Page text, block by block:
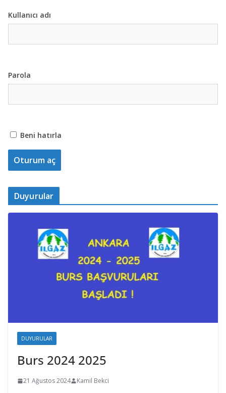
Kullanıcı adı
Parola
Beni hatırla
Duyurular
DUYURULAR
Burs 2024 2025
21 Ağustos 2024 Kamil Bekci